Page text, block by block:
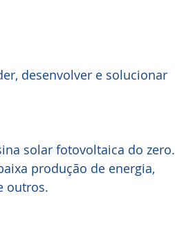
desenvolver e solucionar
solar fotovoltaica do zero.
produção de energia,
outros.